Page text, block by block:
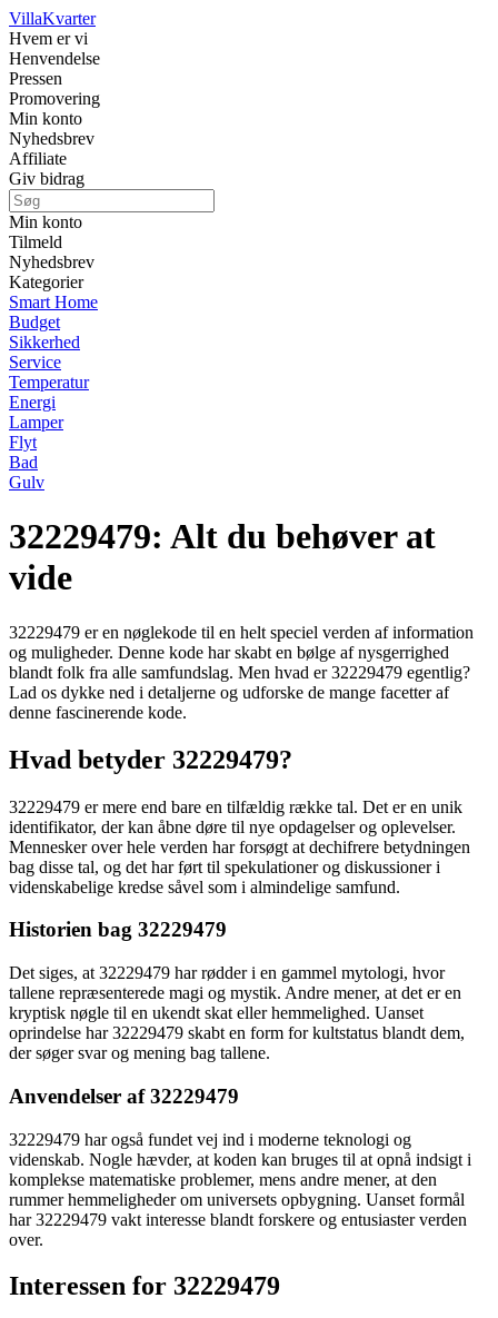
VillaKvarter
Hvem er vi
Henvendelse
Pressen
Promovering
Min konto
Nyhedsbrev
Affiliate
Giv bidrag
Min konto
Tilmeld
Nyhedsbrev
Kategorier
Smart Home
Budget
Sikkerhed
Service
Temperatur
Energi
Lamper
Flyt
Bad
Gulv
32229479: Alt du behøver at
vide
32229479 er en nøglekode til en helt speciel verden af information
og muligheder. Denne kode har skabt en bølge af nysgerrighed
blandt folk fra alle samfundslag. Men hvad er 32229479 egentlig?
Lad os dykke ned i detaljerne og udforske de mange facetter af
denne fascinerende kode.
Hvad betyder 32229479?
32229479 er mere end bare en tilfældig række tal. Det er en unik
identifikator, der kan åbne døre til nye opdagelser og oplevelser.
Mennesker over hele verden har forsøgt at dechifrere betydningen
bag disse tal, og det har ført til spekulationer og diskussioner i
videnskabelige kredse såvel som i almindelige samfund.
Historien bag 32229479
Det siges, at 32229479 har rødder i en gammel mytologi, hvor
tallene repræsenterede magi og mystik. Andre mener, at det er en
kryptisk nøgle til en ukendt skat eller hemmelighed. Uanset
oprindelse har 32229479 skabt en form for kultstatus blandt dem,
der søger svar og mening bag tallene.
Anvendelser af 32229479
32229479 har også fundet vej ind i moderne teknologi og
videnskab. Nogle hævder, at koden kan bruges til at opnå indsigt i
komplekse matematiske problemer, mens andre mener, at den
rummer hemmeligheder om universets opbygning. Uanset formål
har 32229479 vakt interesse blandt forskere og entusiaster verden
over.
Interessen for 32229479